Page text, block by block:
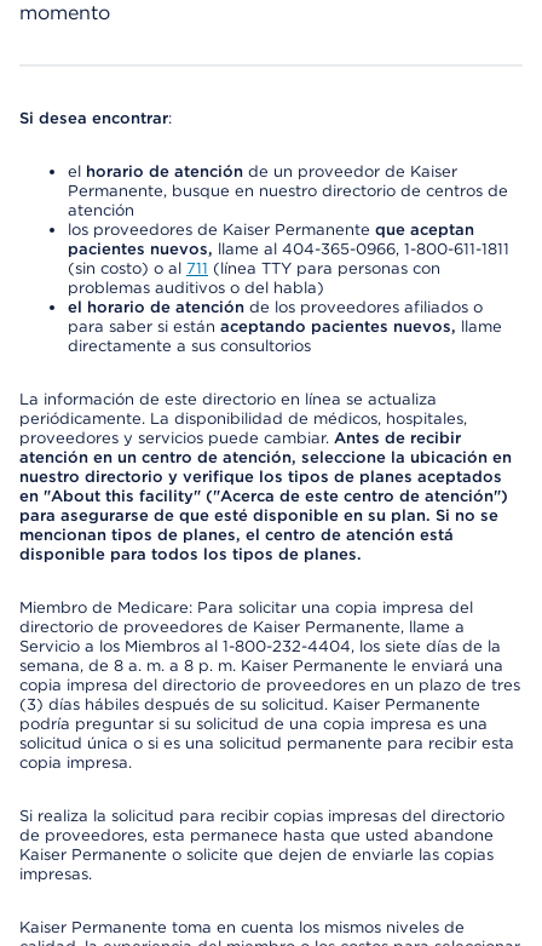
momento
Si desea encontrar:
el horario de atención de un proveedor de Kaiser
Permanente, busque en nuestro directorio de centros de
atención
los proveedores de Kaiser Permanente que aceptan
pacientes nuevos, llame al 404-365-0966, 1-800-611-1811
(sin costo) o al 711 (línea TTY para personas con
problemas auditivos o del habla)
el horario de atención de los proveedores afiliados o
para saber si están aceptando pacientes nuevos, llame
directamente a sus consultorios
La información de este directorio en línea se actualiza
periódicamente. La disponibilidad de médicos, hospitales,
proveedores y servicios puede cambiar. Antes de recibir
atención en un centro de atención, seleccione la ubicación en
nuestro directorio y verifique los tipos de planes aceptados
en "About this facility" ("Acerca de este centro de atención")
para asegurarse de que esté disponible en su plan. Si no se
mencionan tipos de planes, el centro de atención está
disponible para todos los tipos de planes.
Miembro de Medicare: Para solicitar una copia impresa del
directorio de proveedores de Kaiser Permanente, llame a
Servicio a los Miembros al 1-800-232-4404, los siete días de la
semana, de 8 a. m. a 8 p. m. Kaiser Permanente le enviará una
copia impresa del directorio de proveedores en un plazo de tres
(3) días hábiles después de su solicitud. Kaiser Permanente
podría preguntar si su solicitud de una copia impresa es una
solicitud única o si es una solicitud permanente para recibir esta
copia impresa.
Si realiza la solicitud para recibir copias impresas del directorio
de proveedores, esta permanece hasta que usted abandone
Kaiser Permanente o solicite que dejen de enviarle las copias
impresas.
Kaiser Permanente toma en cuenta los mismos niveles de